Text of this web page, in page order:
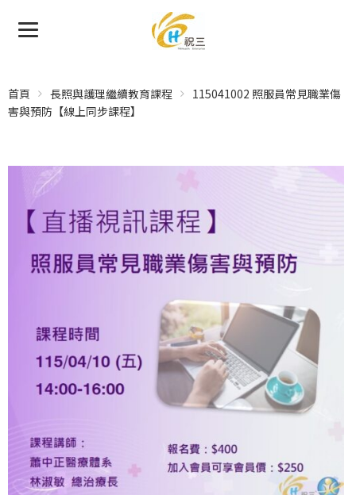
首頁 長照與護理繼續教育課程
115041002 照服員常見職業傷
害與預防【線上同步課程】